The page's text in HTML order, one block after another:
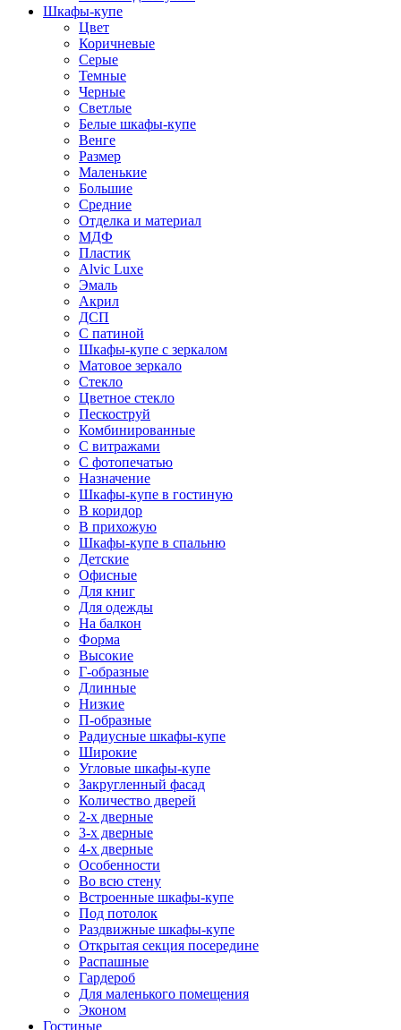
Шкафы-купе
Цвет
Коричневые
Серые
Темные
Черные
Светлые
Белые шкафы-купе
Венге
Размер
Маленькие
Большие
Средние
Отделка и материал
МДФ
Пластик
Alvic Luxe
Эмаль
Акрил
ДСП
С патиной
Шкафы-купе с зеркалом
Матовое зеркало
Стекло
Цветное стекло
Пескоструй
Комбинированные
С витражами
С фотопечатью
Назначение
Шкафы-купе в гостиную
В коридор
В прихожую
Шкафы-купе в спальню
Детские
Офисные
Для книг
Для одежды
На балкон
Форма
Высокие
Г-образные
Длинные
Низкие
П-образные
Радиусные шкафы-купе
Широкие
Угловые шкафы-купе
Закругленный фасад
Количество дверей
2-х дверные
3-х дверные
4-х дверные
Особенности
Во всю стену
Встроенные шкафы-купе
Под потолок
Раздвижные шкафы-купе
Открытая секция посередине
Распашные
Гардероб
Для маленького помещения
Эконом
Гостиные